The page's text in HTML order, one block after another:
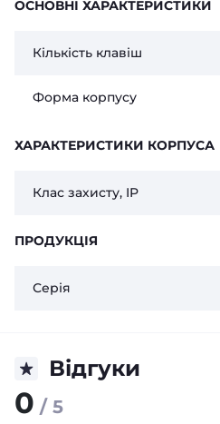
ОСНОВНІ ХАРАКТЕРИСТИКИ
Кількість клавіш
Форма корпусу
ХАРАКТЕРИСТИКИ КОРПУСА
Клас захисту, IP
ПРОДУКЦІЯ
Серія
Відгуки
0 / 5